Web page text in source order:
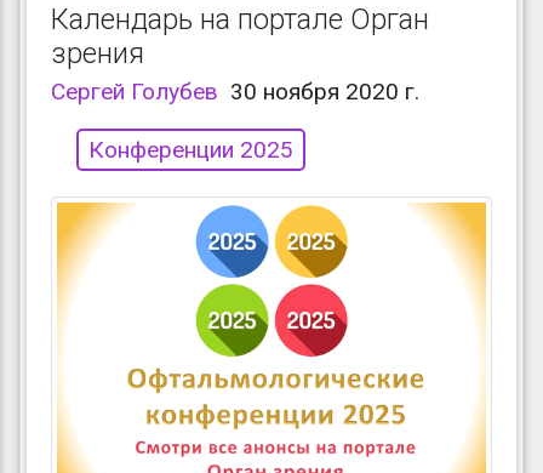
Календарь на портале Орган
зрения
Сергей Голубев 30 ноября 2020 г.
Конференции 2025